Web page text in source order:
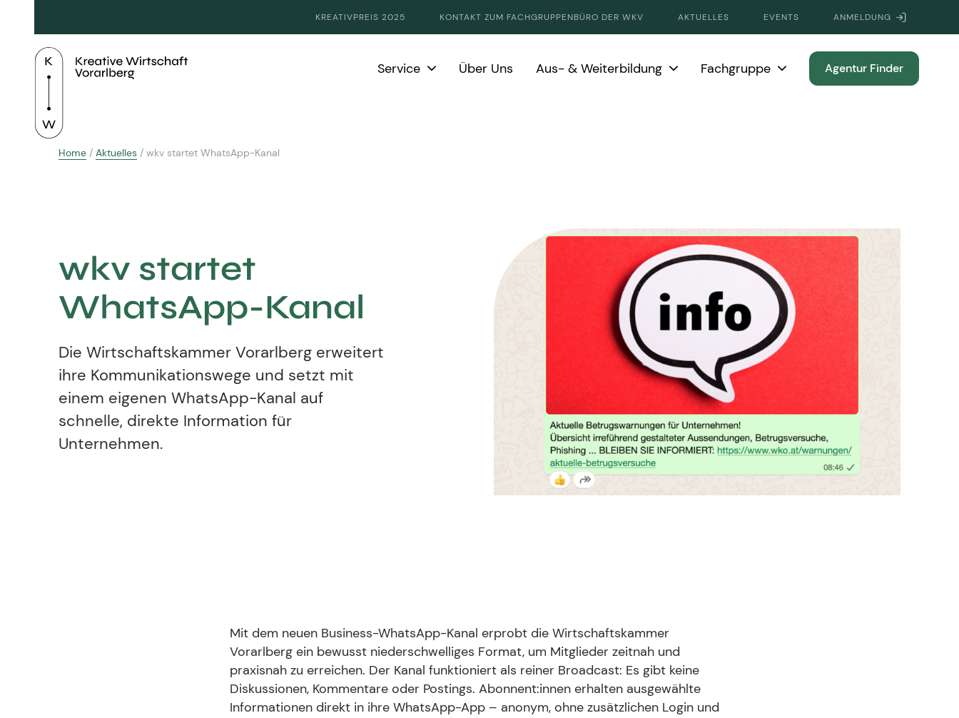
ANMELDUNG
KREATIVPREIS 2025 KONTAKT ZUM FACHGRUPPENBÜRO DER WKV AKTUELLES EVENTS
Service Über Uns Aus- & Weiterbildung Fachgruppe Agentur Finder
Home / Aktuelles / wkv startet WhatsApp-Kanal
wkv startet
WhatsApp-Kanal
Die Wirtschaftskammer Vorarlberg erweitert
ihre Kommunikationswege und setzt mit
einem eigenen WhatsApp-Kanal auf
schnelle, direkte Information für
Unternehmen.
Mit dem neuen Business-WhatsApp-Kanal erprobt die Wirtschaftskammer
Vorarlberg ein bewusst niederschwelliges Format, um Mitglieder zeitnah und
praxisnah zu erreichen. Der Kanal funktioniert als reiner Broadcast: Es gibt keine
Diskussionen, Kommentare oder Postings. Abonnent:innen erhalten ausgewählte
Informationen direkt in ihre WhatsApp-App – anonym, ohne zusätzlichen Login und